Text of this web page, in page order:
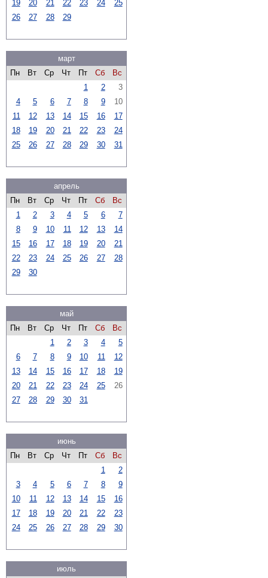
19 20 21 22 23 24
25
26
27 28 29
март
Пн
Вт Ср Чт Пт Сб
Вс
1
2
3
4
5 6 7 8 9
10
11
12 13 14 15 16
17
18
19 20 21 22 23
24
25
26 27 28 29 30 31
апрель
Пн
Вт Ср Чт Пт Сб
Вс
1
2 3 4 5 6
7
8
9 10 11 12 13
14
15
16 17 18 19 20
21
22
23 24 25 26 27
28
29
30
май
Пн
Вт Ср Чт Пт Сб
Вс
1
2 3 4
5
6
7 8 9 10 11
12
13
14 15 16 17 18
19
20
21 22 23 24 25
26
27
28 29 30 31
июнь
Пн
Вт Ср Чт Пт Сб
Вс
1
2
3
4 5 6 7 8
9
10
11 12 13 14 15
16
17
18 19 20 21 22
23
24
25 26 27 28 29 30
июль